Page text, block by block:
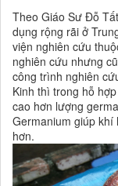
Theo Giáo Sư Đỗ
dụng rộng rãi ở
viện nghiên cứu
nghiên cứu nhưng
công trình nghiên
Kinh thì trong hỗ
cao hơn lượng
Germanium giúp khí
hơn.